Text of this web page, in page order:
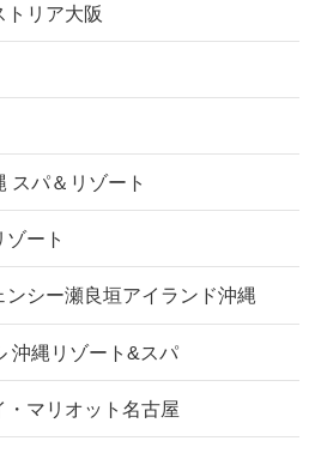
トリア大阪
スパ＆リゾート
ート
シー瀬良垣アイランド沖縄
沖縄リゾート&スパ
・マリオット名古屋